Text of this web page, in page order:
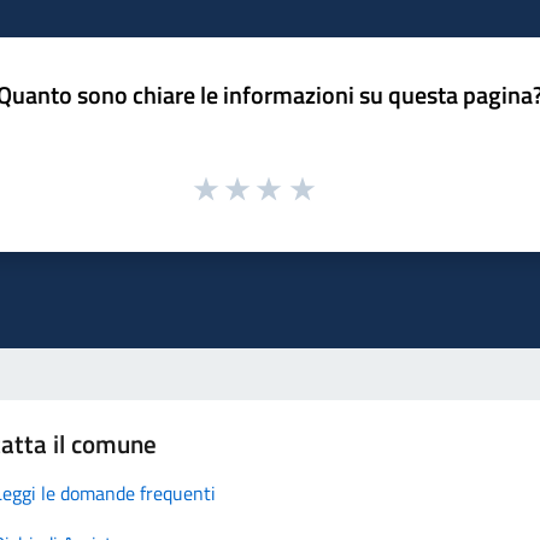
sono chiare le informazioni su questa
il comune
le domande frequenti